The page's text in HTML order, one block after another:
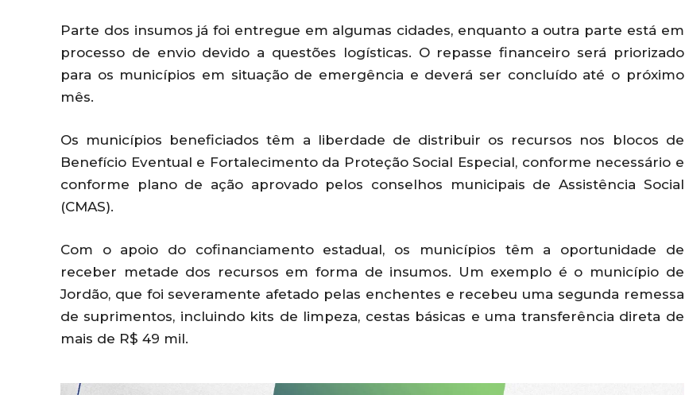
Parte dos insumos já foi entregue em algumas cidades, enquanto a outra parte está em
processo de envio devido a questões logísticas. O repasse financeiro será priorizado
para os municípios em situação de emergência e deverá ser concluído até o próximo
mês.
Os municípios beneficiados têm a liberdade de distribuir os recursos nos blocos de
Benefício Eventual e Fortalecimento da Proteção Social Especial, conforme necessário e
conforme plano de ação aprovado pelos conselhos municipais de Assistência Social
(CMAS).
Com o apoio do cofinanciamento estadual, os municípios têm a oportunidade de
receber metade dos recursos em forma de insumos. Um exemplo é o município de
Jordão, que foi severamente afetado pelas enchentes e recebeu uma segunda remessa
de suprimentos, incluindo kits de limpeza, cestas básicas e uma transferência direta de
mais de R$ 49 mil.